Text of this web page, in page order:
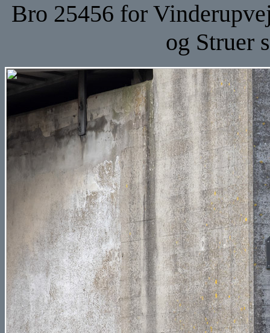
Bro 25456 for
og Struer